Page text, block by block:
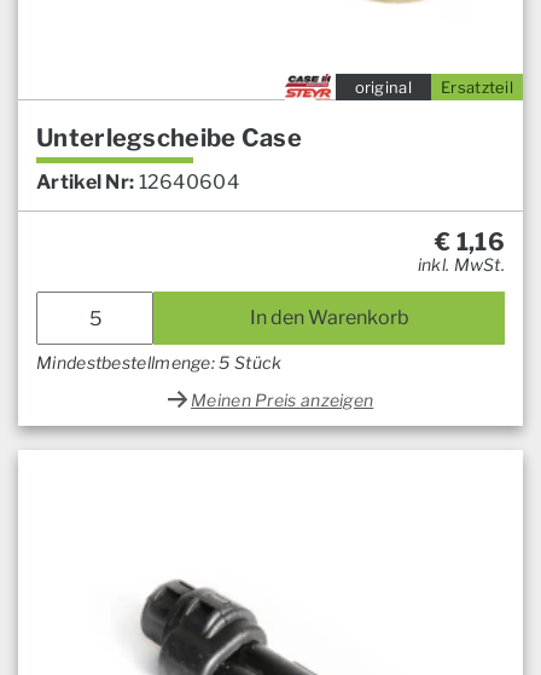
Ersatzteil
original
Unterlegscheibe Case
Artikel Nr: 12640604
€ 1,16
inkl. MwSt.
In den Warenkorb
Mindestbestellmenge: 5 Stück
Meinen Preis anzeigen